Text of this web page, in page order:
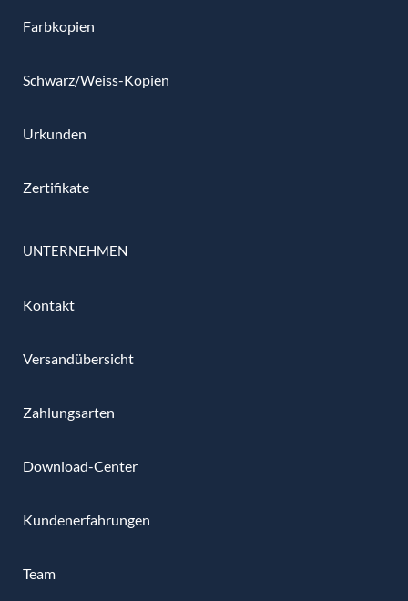
Farbkopien
Schwarz/Weiss-Kopien
Urkunden
Zertifikate
UNTERNEHMEN
Kontakt
Versandübersicht
Zahlungsarten
Download-Center
Kundenerfahrungen
Team